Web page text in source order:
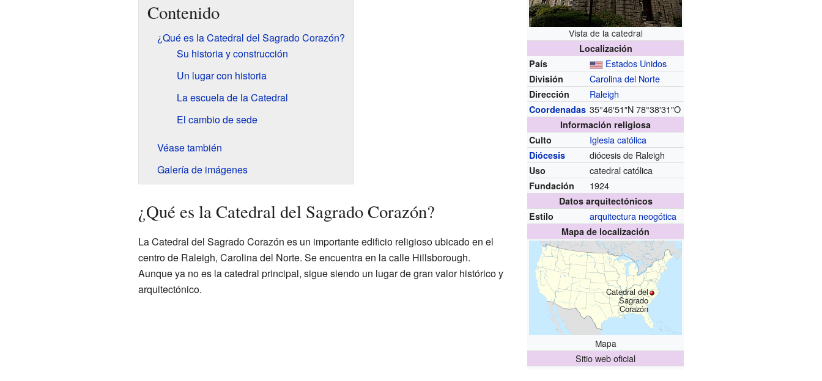
Vista de la catedral
Localización
País
Estados Unidos
División Carolina del Norte
Dirección Raleigh
Coordenadas 35°46′51″N 78°38′31″O
Información religiosa
Culto
Iglesia católica
Diócesis diócesis de Raleigh
Uso catedral católica
Fundación 1924
Datos arquitectónicos
Estilo
arquitectura neogótica
Mapa de localización
Catedral del
Sagrado
Corazón
Mapa
Sitio web oficial
Contenido
¿Qué es la Catedral del Sagrado Corazón?
Su historia y construcción
Un lugar con historia
La escuela de la Catedral
El cambio de sede
Véase también
Galería de imágenes
¿Qué es la Catedral del Sagrado Corazón?
La Catedral del Sagrado Corazón es un importante edificio religioso ubicado en el
centro de Raleigh, Carolina del Norte. Se encuentra en la calle Hillsborough.
Aunque ya no es la catedral principal, sigue siendo un lugar de gran valor histórico y
arquitectónico.